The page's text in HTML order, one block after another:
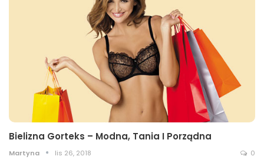
Bielizna Gorteks – Modna, Tania I Porządna
Martyna lis 26, 2018 0